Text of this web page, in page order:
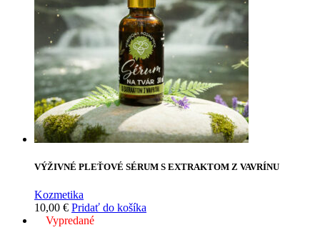
VÝŽIVNÉ PLEŤOVÉ SÉRUM S EXTRAKTOM Z VAVRÍNU
Kozmetika
10,00 € Pridať do košíka
Vypredané